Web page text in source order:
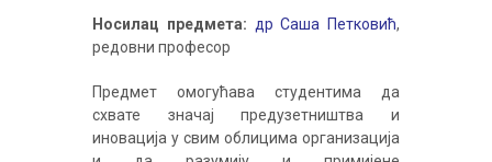
Носилац предмета: др Саша Петковић,
редовни професор
Предмет омогућава студентима да
схвате значај предузетништва и
иновација у свим облицима организација